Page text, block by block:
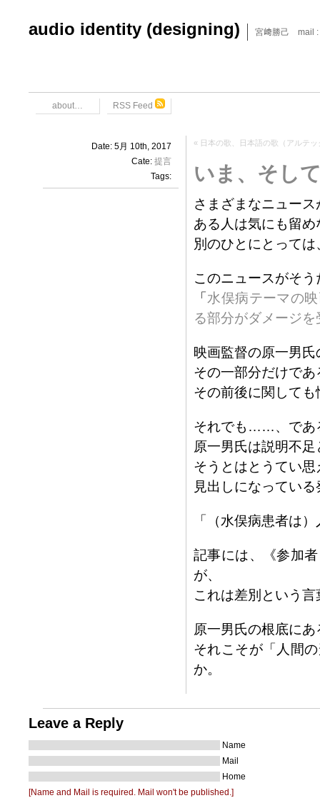
audio identity (designing) 宮﨑勝己 mail :
about… RSS Feed
Date: 5月 10th, 2017
Cate: 提言
Tags:
« 日本の歌、日本語の歌（アルテ
いま、そし
さまざまなニュー
ある人は気にも留
別のひとにとって
このニュースがそう
「 水俣病テーマの
る部分がダメージ
映画監督の原一男
その一部分だけであ
その前後に関して
それでも……、であ
原一男氏は説明不
そうとはとうてい
見出しになってい
「（水俣病患者は
記事には、《参加
が、
これは差別という
原一男氏の根底に
それこそが「人間
か。
Leave a Reply
Name
Mail
Home
[Name and Mail is required. Mail won't be published.]